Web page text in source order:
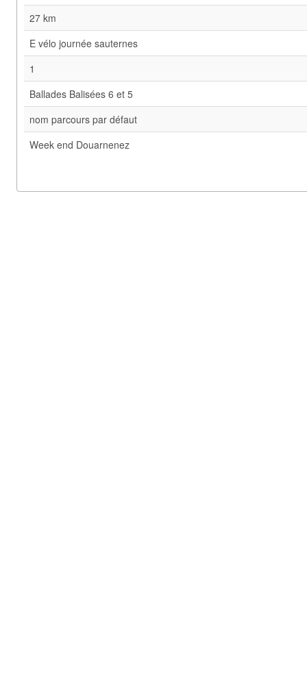
27 km
E vélo journée sauternes
1
Ballades Balisées 6 et 5
nom parcours par défaut
Week end Douarnenez